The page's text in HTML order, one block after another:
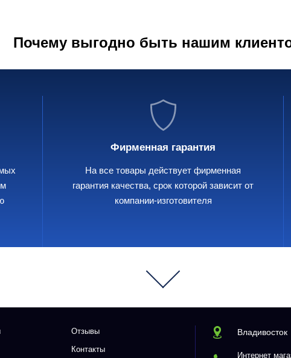
Почему выгодно быть нашим
Фирменная гарантия
На все товары действует фирменная
гарантия качества, срок которой зависит от
компании-изготовителя
Отзывы
Контакты
Владивосток
Интернет